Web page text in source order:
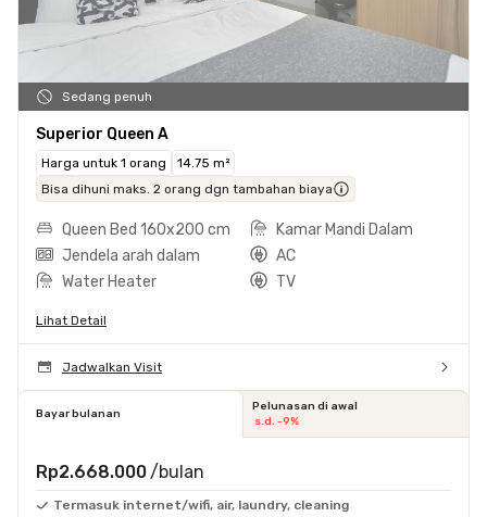
Sedang penuh
Superior Queen A
Harga untuk 1 orang
14.75 m²
Bisa dihuni maks. 2 orang dgn tambahan biaya
Queen Bed 160x200 cm
Kamar Mandi Dalam
Jendela arah dalam
AC
Water Heater
TV
Lihat Detail
Jadwalkan Visit
Bayar bulanan
Pelunasan di awal
s.d. -9%
Rp2.668.000 /bulan
Termasuk internet/wifi, air, laundry, cleaning